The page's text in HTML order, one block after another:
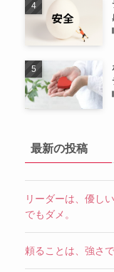
最新の投稿
リーダーは、優し
でもダメ。
頼ることは、強さで